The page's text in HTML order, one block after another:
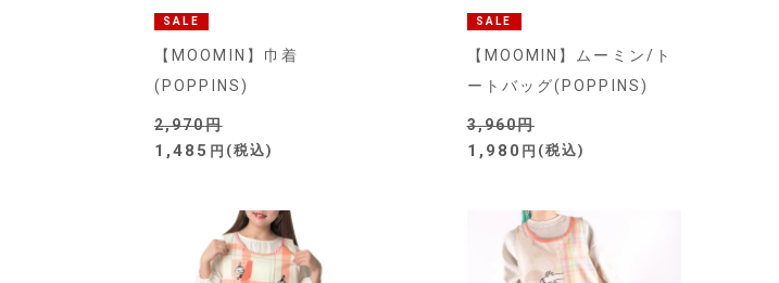
SALE
【MOOMIN】巾着
(POPPINS)
2,970
1,485 税込
SALE
【MOOMIN】ムーミン/ト
ートバッグ(POPPINS)
3,960
1,980 税込